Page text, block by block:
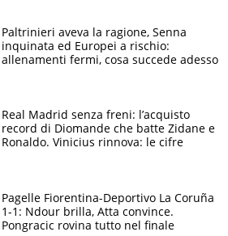
Paltrinieri aveva la ragione, Senna
inquinata ed Europei a rischio:
allenamenti fermi, cosa succede adesso
Real Madrid senza freni: l’acquisto
record di Diomande che batte Zidane e
Ronaldo. Vinicius rinnova: le cifre
Pagelle Fiorentina-Deportivo La Coruña
1-1: Ndour brilla, Atta convince.
Pongracic rovina tutto nel finale